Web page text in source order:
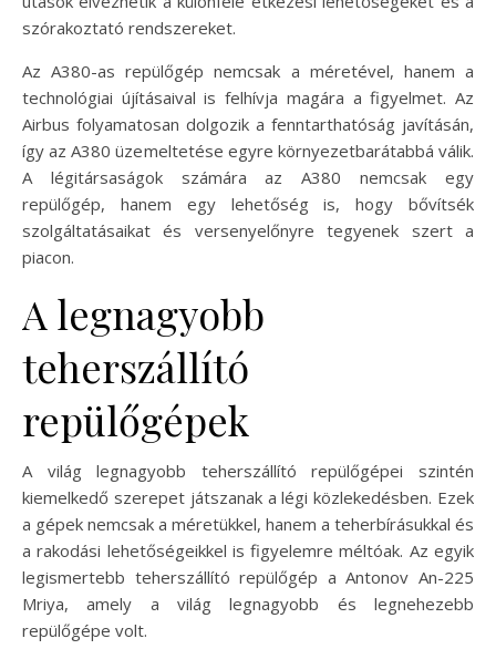
szórakoztató rendszereket.
Az A380-as repülőgép nemcsak a méretével, hanem a
technológiai újításaival is felhívja magára a figyelmet. Az
Airbus folyamatosan dolgozik a fenntarthatóság javításán,
így az A380 üzemeltetése egyre környezetbarátabbá válik.
A légitársaságok számára az A380 nemcsak egy
repülőgép, hanem egy lehetőség is, hogy bővítsék
szolgáltatásaikat és versenyelőnyre tegyenek szert a
piacon.
A legnagyobb
teherszállító
repülőgépek
A világ legnagyobb teherszállító repülőgépei szintén
kiemelkedő szerepet játszanak a légi közlekedésben. Ezek
a gépek nemcsak a méretükkel, hanem a teherbírásukkal és
a rakodási lehetőségeikkel is figyelemre méltóak. Az egyik
legismertebb teherszállító repülőgép a Antonov An-225
Mriya, amely a világ legnagyobb és legnehezebb
repülőgépe volt.